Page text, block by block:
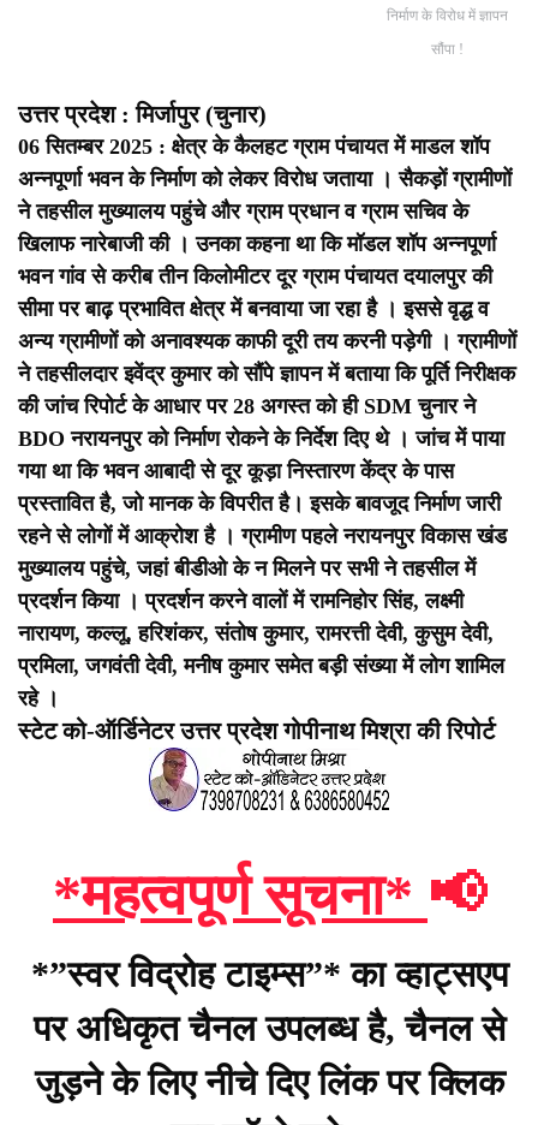
निर्माण के विरोध में ज्ञापन
सौंपा !
उत्तर प्रदेश : मिर्जापुर (चुनार)
06 सितम्बर 2025 : क्षेत्र के कैलहट ग्राम पंचायत में माडल शॉप
अन्नपूर्णा भवन के निर्माण को लेकर विरोध जताया । सैकड़ों ग्रामीणों
ने तहसील मुख्यालय पहुंचे और ग्राम प्रधान व ग्राम सचिव के
खिलाफ नारेबाजी की । उनका कहना था कि मॉडल शॉप अन्नपूर्णा
भवन गांव से करीब तीन किलोमीटर दूर ग्राम पंचायत दयालपुर की
सीमा पर बाढ़ प्रभावित क्षेत्र में बनवाया जा रहा है । इससे वृद्ध व
अन्य ग्रामीणों को अनावश्यक काफी दूरी तय करनी पड़ेगी । ग्रामीणों
ने तहसीलदार इवेंद्र कुमार को सौंपे ज्ञापन में बताया कि पूर्ति निरीक्षक
की जांच रिपोर्ट के आधार पर 28 अगस्त को ही SDM चुनार ने
BDO नरायनपुर को निर्माण रोकने के निर्देश दिए थे । जांच में पाया
गया था कि भवन आबादी से दूर कूड़ा निस्तारण केंद्र के पास
प्रस्तावित है, जो मानक के विपरीत है। इसके बावजूद निर्माण जारी
रहने से लोगों में आक्रोश है । ग्रामीण पहले नरायनपुर विकास खंड
मुख्यालय पहुंचे, जहां बीडीओ के न मिलने पर सभी ने तहसील में
प्रदर्शन किया । प्रदर्शन करने वालों में रामनिहोर सिंह, लक्ष्मी
नारायण, कल्लू, हरिशंकर, संतोष कुमार, रामरत्ती देवी, कुसुम देवी,
प्रमिला, जगवंती देवी, मनीष कुमार समेत बड़ी संख्या में लोग शामिल
रहे ।
स्टेट को-ऑर्डिनेटर उत्तर प्रदेश गोपीनाथ मिश्रा की रिपोर्ट
*महत्वपूर्ण सूचना* 📢
*”स्वर विद्रोह टाइम्स”* का व्हाट्सएप
पर अधिकृत चैनल उपलब्ध है, चैनल से
जुड़ने के लिए नीचे दिए लिंक पर क्लिक